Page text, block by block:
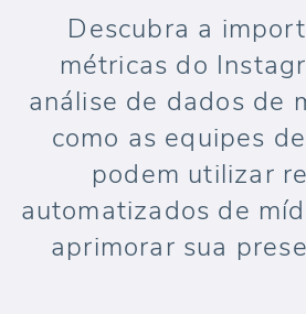
Descubra a
métricas do
análise de dados de
como as equipes
podem utilizar
automatizados de
aprimorar sua